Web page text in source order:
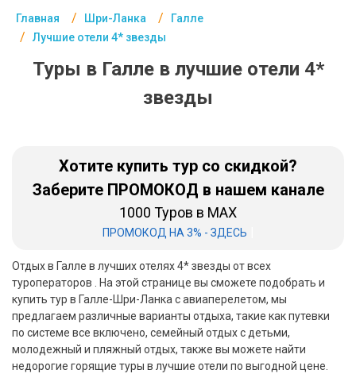
Главная Шри-Ланка
Галле
Лучшие отели 4* звезды
Туры в Галле в лучшие отели 4*
звезды
Хотите купить тур со скидкой?
Заберите ПРОМОКОД в нашем канале
1000 Туров в MAX
ПРОМОКОД НА 3% - ЗДЕСЬ
Отдых в Галле в лучших отелях 4* звезды от всех
туроператоров . На этой странице вы сможете подобрать и
купить тур в Галле-Шри-Ланка с авиаперелетом, мы
предлагаем различные варианты отдыха, такие как путевки
по системе все включено, семейный отдых с детьми,
молодежный и пляжный отдых, также вы можете найти
недорогие горящие туры в лучшие отели по выгодной цене.
Египет
Хайнань
Занзибар
Абхазия
Большой Сочи
Кав Мин Воды